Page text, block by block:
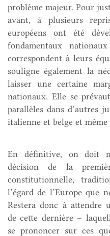
problème majeur. Pour
avant, à plusieurs
européens ont été
fondamentaux
correspondent à leurs
souligne également la
laisser une certaine
nationaux. Elle se
parallèles dans d’autres
italienne et belge et même
En définitive, on doit
décision de la
constitutionnelle,
l’égard de l’Europe que
Restera donc à attendre
de cette dernière –
se prononcer sur ces